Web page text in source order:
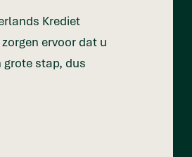
Krediet
ervoor dat u
stap, dus